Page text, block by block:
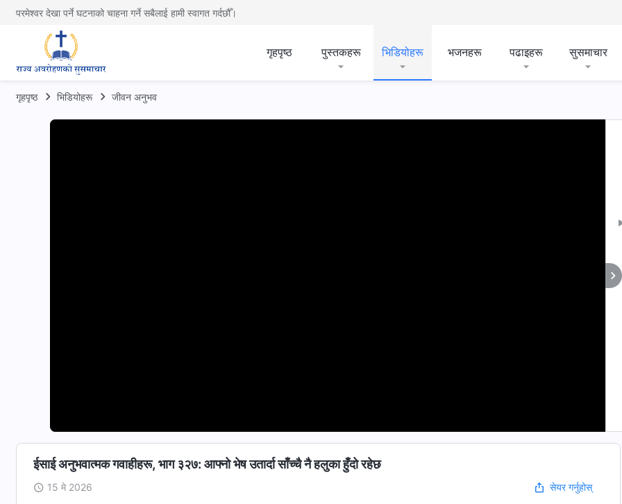
परमेश्वर देखा पर्ने घटनाको चाहना गर्ने सबैलाई हामी स्वागत गर्दछौँ।
गृहपृष्ठ पुस्तकहरू भिडियोहरू भजनहरू पढाइहरू सुसमाचार
गृहपृष्ठ भिडियोहरू जीवन अनुभव
ईसाई अनुभवात्मक गवाहीहरू, भाग ३२७: आफ्नो भेष उतार्दा साँच्चै नै हलुका हुँदो रहेछ
15 मे 2026 सेयर गर्नुहोस्